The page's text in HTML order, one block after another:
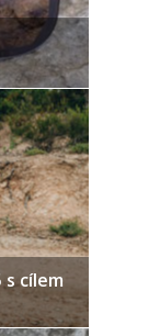
s cílem